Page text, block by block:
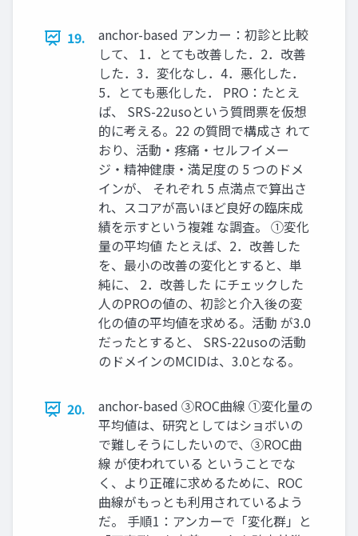
19.
anchor-based アンカー：初診と比較
して、 1．とても改善した．2．改善
した．3．変化なし．4．悪化した．
5．とても悪化した． PRO：たとえ
ば、 SRS-22usoという質問票を仮想
的に考える。22 の質問で構成さ れて
おり、活動・疼痛・セルフイメー
ジ・精神健康・満足度の 5 つのドメ
インが、 それぞれ 5 点満点で算出さ
れ、スコアが高いほど良好の臨床成
績を示すという複雑 な調査。 ①変化
量の平均値 たとえば、2．改善した
を、最小の改善の変化とすると、単
純に、 2．改善した にチェックした
人のPROの値の、初診と介入後の変
化の値の平均値を求める。活動 が3.0
だったとすると、 SRS-22usoの活動
のドメインのMCIDは、3.0となる。
20.
anchor-based ③ROC曲線 ①変化量の
平均値は、研究としてはショボいの
で難しそうにしたいので、③ROC曲
線 が使われている ということでな
く、より正確に求めるために、ROC
曲線がもっとも利用されているよう
だ。 手順1：アンカーで「変化群」と